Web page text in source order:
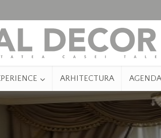
ARHITECTURA AGENDA